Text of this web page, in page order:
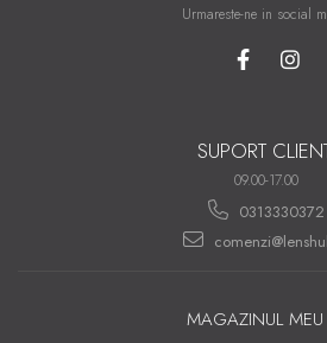
Urmareste-ne in social
SUPORT
09.00-17.00
0313330372
MAGAZINUL MEU